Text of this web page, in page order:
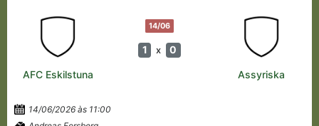
14/06
1 x 0
AFC Eskilstuna Assyriska
14/06/2026 às 11:00